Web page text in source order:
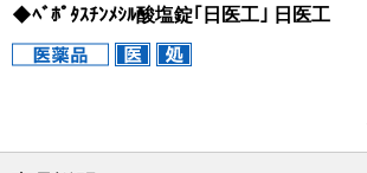
◆ﾍﾞﾎﾟﾀｽﾁﾝﾒｼﾙ酸塩錠｢日医工｣ 日医工